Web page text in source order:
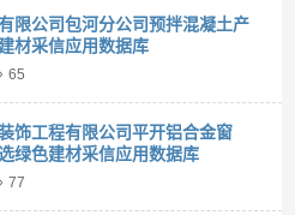
限公司包河分公司预拌混凝土产
材采信应用数据库
65
饰工程有限公司平开铝合金窗
绿色建材采信应用数据库
77